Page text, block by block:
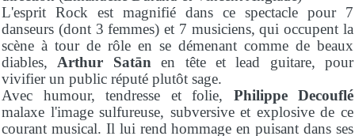
L'esprit Rock est magnifié dans ce spectacle pour 7
danseurs (dont 3 femmes) et 7 musiciens, qui occupent la
scène à tour de rôle en se démenant comme de beaux
diables, Arthur Satān en tête et lead guitare, pour
vivifier un public réputé plutôt sage.
Avec humour, tendresse et folie, Philippe Decouflé
malaxe l'image sulfureuse, subversive et explosive de ce
courant musical. Il lui rend hommage en puisant dans ses